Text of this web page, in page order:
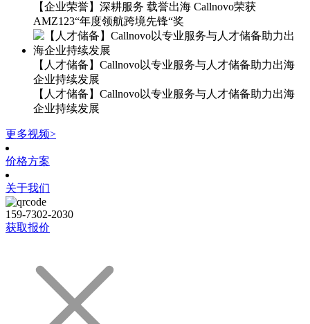
【企业荣誉】深耕服务 载誉出海 Callnovo荣获
AMZ123“年度领航跨境先锋“奖
【人才储备】Callnovo以专业服务与人才储备助力出海
企业持续发展
【人才储备】Callnovo以专业服务与人才储备助力出海
企业持续发展
更多视频>
价格方案
关于我们
159-7302-2030
获取报价